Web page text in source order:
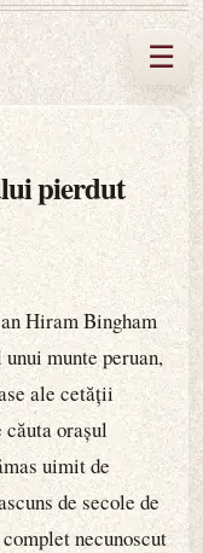
☰
pierdut
Hiram Bingham
munte peruan,
ale cetății
căuta orașul
uimit de
de secole de
necunoscut